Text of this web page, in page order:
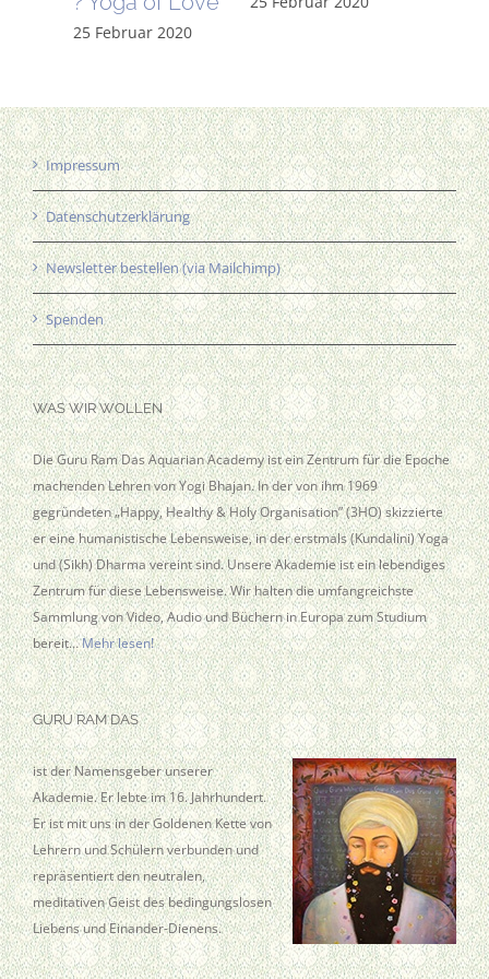
25 Februar 2020
Impressum
Datenschutzerklärung
Newsletter bestellen (via Mailchimp)
Spenden
WAS WIR WOLLEN
Die Guru Ram Das Aquarian Academy ist ein Zentrum für die Epoche
machenden Lehren von Yogi Bhajan. In der von ihm 1969
gegründeten „Happy, Healthy & Holy Organisation” (3HO) skizzierte
er eine humanistische Lebensweise, in der erstmals (Kundalini) Yoga
und (Sikh) Dharma vereint sind. Unsere Akademie ist ein lebendiges
Zentrum für diese Lebensweise. Wir halten die umfangreichste
Sammlung von Video, Audio und Büchern in Europa zum Studium
bereit…Mehr lesen!
GURU RAM DAS
ist der Namensgeber unserer
Akademie. Er lebte im 16. Jahrhundert.
Er ist mit uns in der Goldenen Kette von
Lehrern und Schülern verbunden und
repräsentiert den neutralen,
meditativen Geist des bedingungslosen
Liebens und Einander-Dienens.